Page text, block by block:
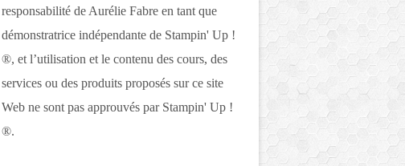
responsabilité de Aurélie Fabre en tant que
démonstratrice indépendante de Stampin' Up !
®, et l’utilisation et le contenu des cours, des
services ou des produits proposés sur ce site
Web ne sont pas approuvés par Stampin' Up !
®.